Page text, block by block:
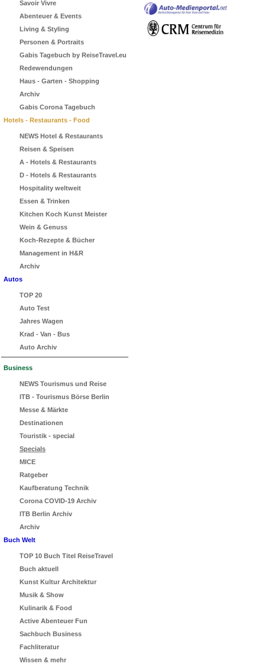
Savoir Vivre
Abenteuer & Events
Living & Styling
Personen & Portraits
Gabis Tagebuch by ReiseTravel.eu
Redewendungen
Haus - Garten - Shopping
Archiv
Gabis Corona Tagebuch
Hotels - Restaurants - Food
NEWS Hotel & Restaurants
Reisen & Speisen
A - Hotels & Restaurants
D - Hotels & Restaurants
Hospitality weltweit
Essen & Trinken
Kitchen Koch Kunst Meister
Wein & Genuss
Koch-Rezepte & Bücher
Management in H&R
Archiv
Autos
TOP 20
Auto Test
Jahres Wagen
Krad - Van - Bus
Auto Archiv
Business
NEWS Tourismus und Reise
ITB - Tourismus Börse Berlin
Messe & Märkte
Destinationen
Touristik - special
Specials
MICE
Ratgeber
Kaufberatung Technik
Corona COVID-19 Archiv
ITB Berlin Archiv
Archiv
Buch Welt
TOP 10 Buch Titel ReiseTravel
Buch aktuell
Kunst Kultur Architektur
Musik & Show
Kulinarik & Food
Active Abenteuer Fun
Sachbuch Business
Fachliteratur
Wissen & mehr